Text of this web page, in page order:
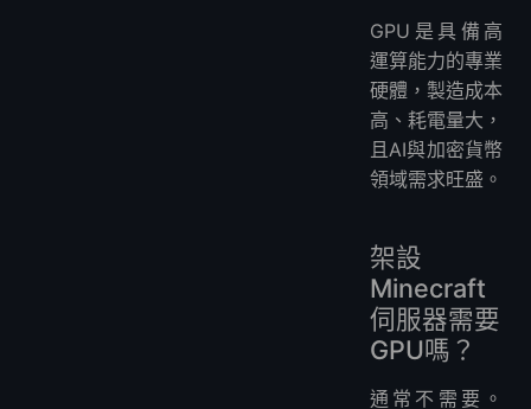
GPU是具備高
運算能力的專業
硬體，製造成本
高、耗電量大，
且AI與加密貨幣
領域需求旺盛。
架設
Minecraft
伺服器需要
GPU嗎？
通常不需要。